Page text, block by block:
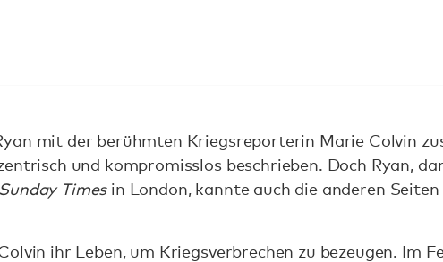
mit der berühmten Kriegsreporterin Marie Colvin
und kompromisslos beschrieben. Doch Ryan,
Timesin London, kannte auch die anderen
ihr Leben, um Kriegsverbrechen zu bezeugen. Im